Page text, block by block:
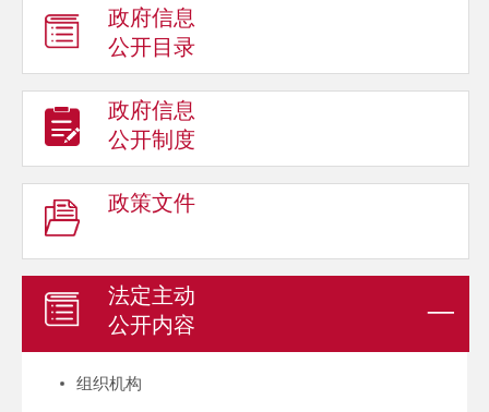
政府信息
公开目录
政府信息
公开制度
政策文件
法定主动
公开内容
组织机构